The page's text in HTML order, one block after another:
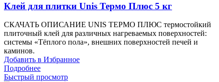
Клей для плитки Unis Термо Плюс 5 кг
СКАЧАТЬ ОПИСАНИЕ UNIS ТЕРМО ПЛЮС термостойкий
плиточный клей для различных нагреваемых поверхностей:
системы «Тёплого пола», внешних поверхностей печей и
каминов.
Добавить в Избранное
Подробнее
Быстрый просмотр